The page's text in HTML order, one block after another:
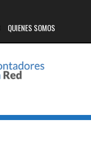
QUIENES SOMOS